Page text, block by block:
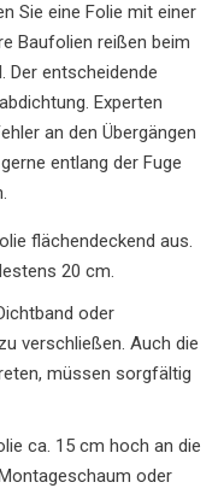
Sie eine Folie mit einer
Baufolien reißen beim
Der entscheidende
Experten
an den Übergängen
entlang der Fuge
flächendeckend aus.
20 cm.
oder
verschließen. Auch die
müssen sorgfältig
ca. 15 cm hoch an die
oder